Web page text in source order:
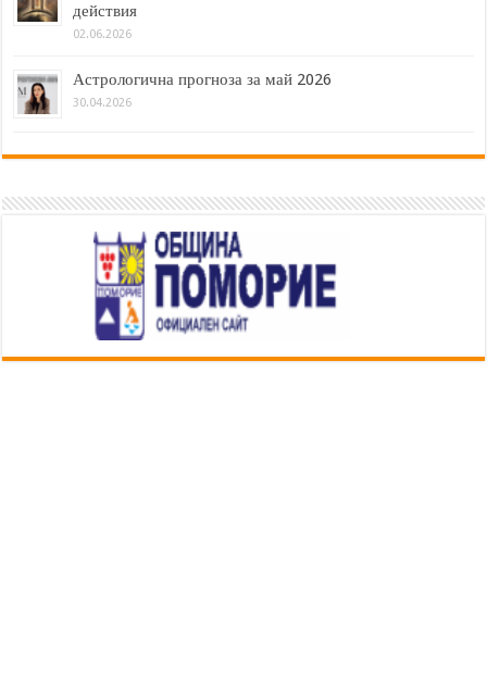
действия
02.06.2026
Астрологична прогноза за май 2026
30.04.2026